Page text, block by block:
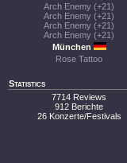
Arch Enemy (+21)
Arch Enemy (+21)
Arch Enemy (+21)
Arch Enemy (+21)
München
Rose Tattoo
Statistics
7714 Reviews
912 Berichte
26 Konzerte/Festivals